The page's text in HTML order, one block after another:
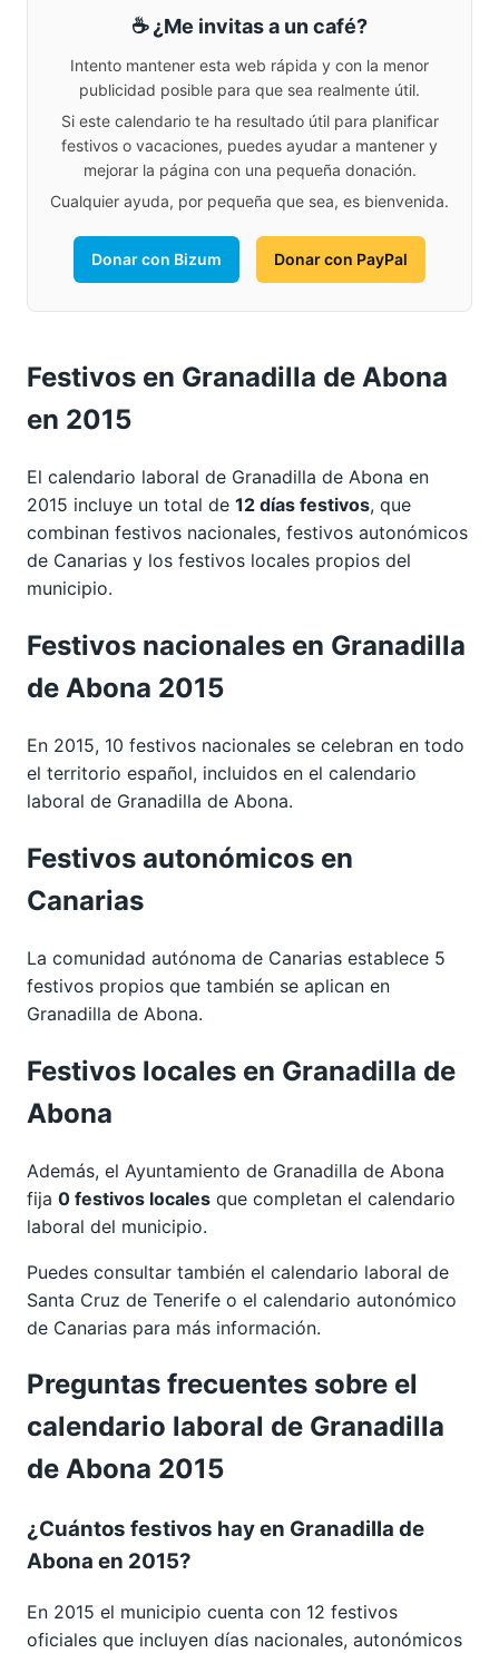
☕ ¿Me invitas a un café?
Intento mantener esta web rápida y con la menor
publicidad posible para que sea realmente útil.
Si este calendario te ha resultado útil para planificar
festivos o vacaciones, puedes ayudar a mantener y
mejorar la página con una pequeña donación.
Cualquier ayuda, por pequeña que sea, es bienvenida.
Donar con Bizum Donar con PayPal
Festivos en Granadilla de Abona
en 2015
El calendario laboral de Granadilla de Abona en
2015 incluye un total de 12 días festivos, que
combinan festivos nacionales, festivos autonómicos
de Canarias y los festivos locales propios del
municipio.
Festivos nacionales en Granadilla
de Abona 2015
En 2015, 10 festivos nacionales se celebran en todo
el territorio español, incluidos en el calendario
laboral de Granadilla de Abona.
Festivos autonómicos en
Canarias
La comunidad autónoma de Canarias establece 5
festivos propios que también se aplican en
Granadilla de Abona.
Festivos locales en Granadilla de
Abona
Además, el Ayuntamiento de Granadilla de Abona
fija 0 festivos locales que completan el calendario
laboral del municipio.
Puedes consultar también el calendario laboral de
Santa Cruz de Tenerife o el calendario autonómico
de Canarias para más información.
Preguntas frecuentes sobre el
calendario laboral de Granadilla
de Abona 2015
¿Cuántos festivos hay en Granadilla de
Abona en 2015?
En 2015 el municipio cuenta con 12 festivos
oficiales que incluyen días nacionales, autonómicos